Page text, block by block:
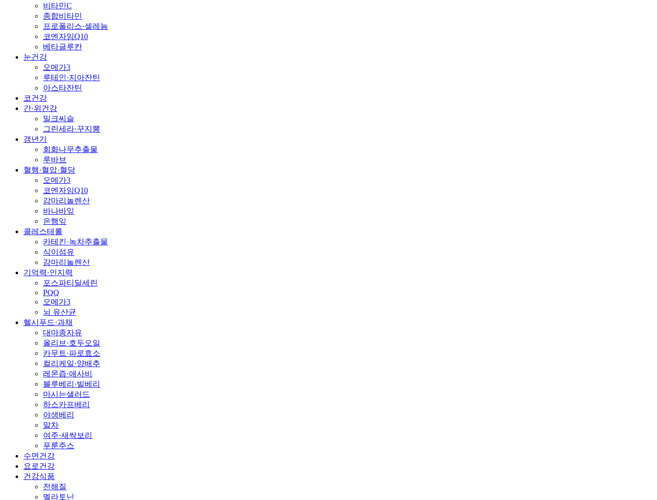
비타민C
종합비타민
프로폴리스·셀레늄
코엔자임Q10
베타글루칸
눈건강
오메가3
루테인·지아잔틴
아스타잔틴
코건강
간·위건강
밀크씨슬
그린세라·꾸지뽕
갱년기
회화나무추출물
루바브
혈행·혈압·혈당
오메가3
코엔자임Q10
감마리놀렌산
바나바잎
은행잎
콜레스테롤
카테킨·녹차추출물
식이섬유
감마리놀렌산
기억력·인지력
포스파티딜세린
PQQ
오메가3
뇌 유산균
헬시푸드·과채
대마종자유
올리브·호두오일
카무트·파로효소
컬리케일·양배추
레몬즙·애사비
블루베리·빌베리
마시는샐러드
하스카프베리
야생베리
말차
여주·새싹보리
푸룬주스
수면건강
요로건강
건강식품
전해질
멜라토닌